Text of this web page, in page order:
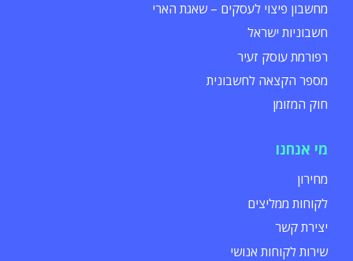
מחשבון פיצוי לעסקים – שאגת הארי
חשבוניות ישראל
רפורמת עוסק זעיר
מספר הקצאה לחשבונית
חוק המזומן
מי אנחנו
מחירון
לקוחות ממליצים
יצירת קשר
שירות לקוחות אנושי